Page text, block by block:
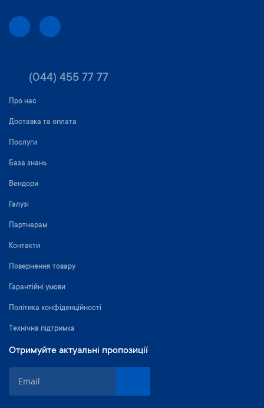
(044) 455 77 77
Про нас
Доставка та оплата
Послуги
База знань
Вендори
Галузі
Партнерам
Контакти
Повернення товару
Гарантійні умови
Політика конфіденційності
Технічна підтримка
Отримуйте актуальні пропозиції
д